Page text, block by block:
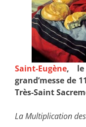
Saint-Eugène, le
grand’messe de
Très-Saint
La Multiplication